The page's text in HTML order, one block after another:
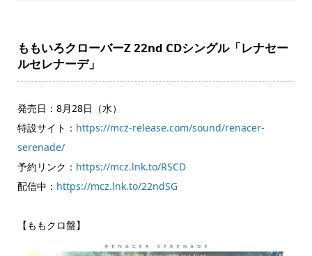
ももいろクローバーZ 22nd CDシングル「レナセー
ルセレナーデ」
発売日：8月28日（水）
特設サイト： https://mcz-release.com/sound/renacer-
serenade/
予約リンク： https://mcz.lnk.to/RSCD
配信中： https://mcz.lnk.to/22ndSG
【ももクロ盤】